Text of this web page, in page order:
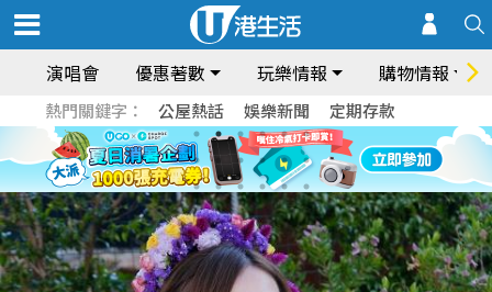
演唱會 優惠著數 玩樂情報 購物情報
熱門關鍵字： 公屋熱話 娛樂新聞 定期存款